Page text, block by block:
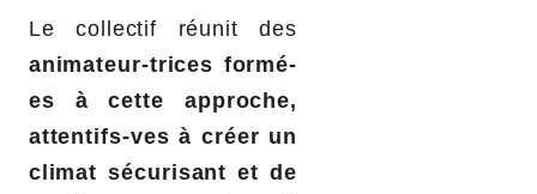
Le collectif réunit des
animateur-trices formé-
es à cette approche,
attentifs-ves à créer un
climat sécurisant et de